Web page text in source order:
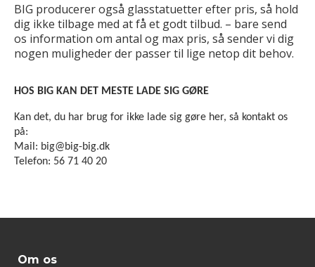
BIG producerer også glasstatuetter efter pris, så hold
dig ikke tilbage med at få et godt tilbud. – bare send
os information om antal og max pris, så sender vi dig
nogen muligheder der passer til lige netop dit behov.
HOS BIG KAN DET MESTE LADE SIG GØRE
Kan det, du har brug for ikke lade sig gøre her, så kontakt os
på:
Mail: big@big-big.dk
Telefon: 56 71 40 20
Om os